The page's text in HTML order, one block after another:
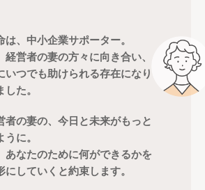
は、中小企業サポーター。
経営者の妻の方々に向き合い、
いつでも助けられる存在になり
た。
者の妻の、今日と未来がもっと
に。
あなたのために何ができるかを
にしていくと約束します。